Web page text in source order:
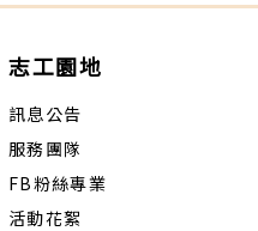
志工園地
訊息公告
服務團隊
FB粉絲專業
活動花絮